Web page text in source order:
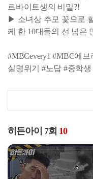
르바이트생의 비밀?!
▶ 소녀상 추모 꽃으로
케 한 10대들의 선 넘은
#MBCevery1 #MBC에브
실명위기 #노답 #중학
히든아이 7회 10